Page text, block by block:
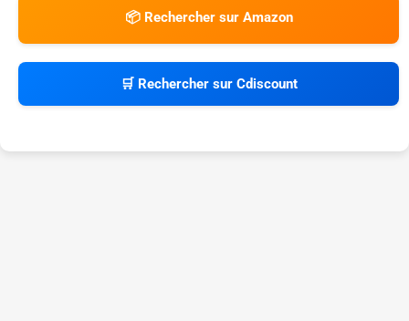
📦 Rechercher sur Amazon
🛒 Rechercher sur Cdiscount